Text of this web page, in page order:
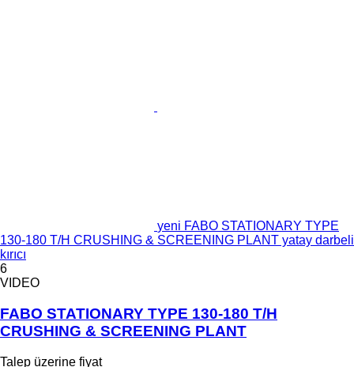
yeni FABO STATIONARY TYPE
130-180 T/H CRUSHING & SCREENING PLANT yatay darbeli
kırıcı
6
VIDEO
FABO STATIONARY TYPE 130-180 T/H
CRUSHING & SCREENING PLANT
Talep üzerine fiyat